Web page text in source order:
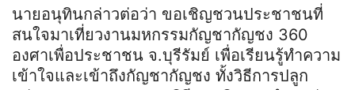
นายอนุทินกล่าวต่อว่า ขอเชิญชวนประชาชนที่
สนใจมาเที่ยวงานมหกรรมกัญชากัญชง 360
องศาเพื่อประชาชน จ.บุรีรัมย์ เพื่อเรียนรู้ทำความ
เข้าใจและเข้าถึงกัญชากัญชง ทั้งวิธีการปลูก